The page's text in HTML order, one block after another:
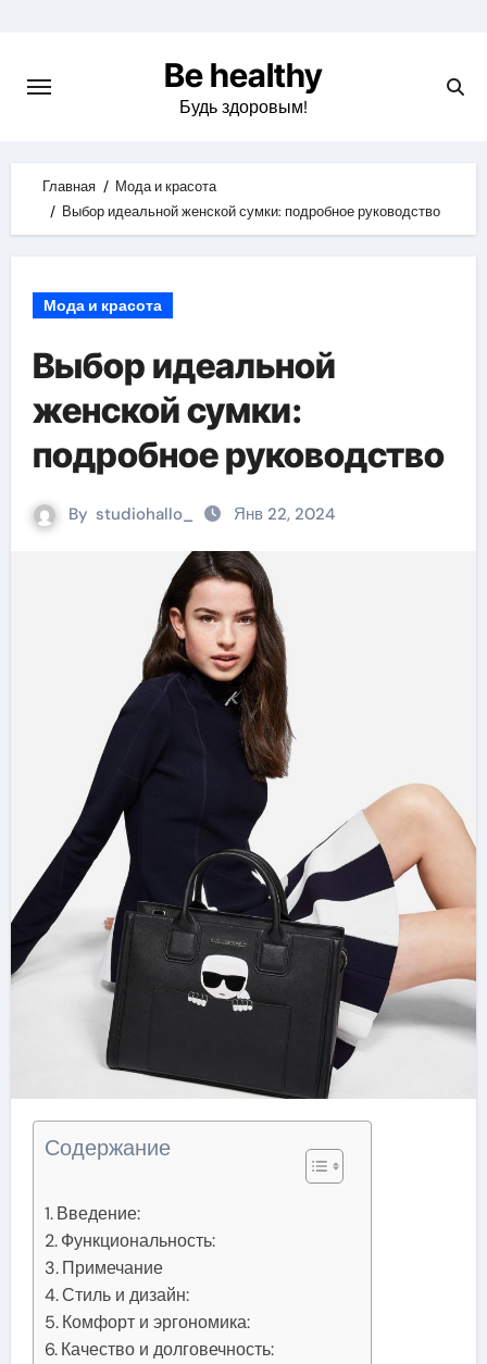
content
Be healthy
Будь здоровым!
Главная
Мода и красота
Выбор идеальной женской сумки: подробное руководство
Мода и красота
Выбор идеальной
женской сумки:
подробное руководство
By studiohallo_ Янв 22, 2024
Содержание
Введение:
Функциональность:
Примечание
Стиль и дизайн:
Комфорт и эргономика:
Качество и долговечность: